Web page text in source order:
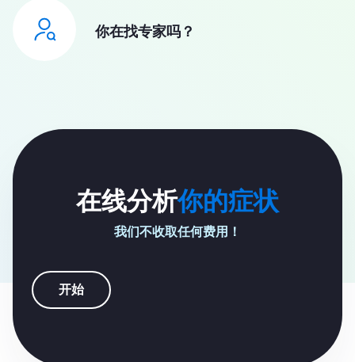
你在找专家吗？
在线分析你的症状
我们不收取任何费用！
开始